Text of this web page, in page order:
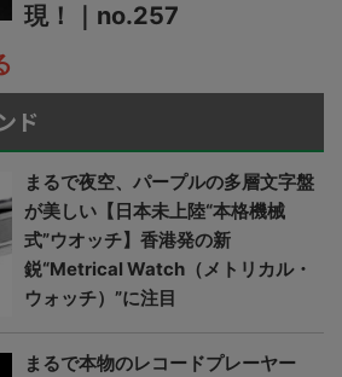
現！｜no.257
ド
まるで夜空、パープルの多層文字盤
が美しい【日本未上陸“本格機械
式”ウオッチ】香港発の新
鋭“Metrical Watch（メトリカル・
ウォッチ）”に注目
まるで本物のレコードプレーヤー